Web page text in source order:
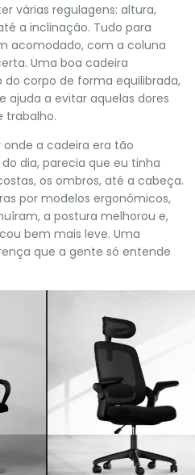
várias regulagens: altura,
a inclinação. Tudo para
acomodado, com a coluna
Uma boa cadeira
corpo de forma equilibrada,
ajuda a evitar aquelas dores
trabalho.
a cadeira era tão
dia, parecia que eu tinha
os ombros, até a cabeça.
por modelos ergonômicos,
a postura melhorou e,
bem mais leve. Uma
que a gente só entende